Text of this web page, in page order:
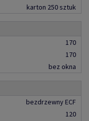
karton 250 sztuk
170
170
bez okna
bezdrzewny ECF
120